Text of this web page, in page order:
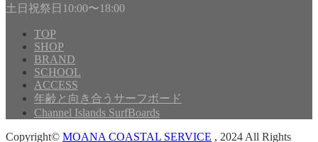
土日祝祭日10:00〜18:00
TOP
SHOP
BRAND
SCHOOL
ACCESS
年齢と向き合うサーフボード
Channel Islands SurfBoards
Copyright© MOANA COASTAL SERVICE , 2024 All Rights